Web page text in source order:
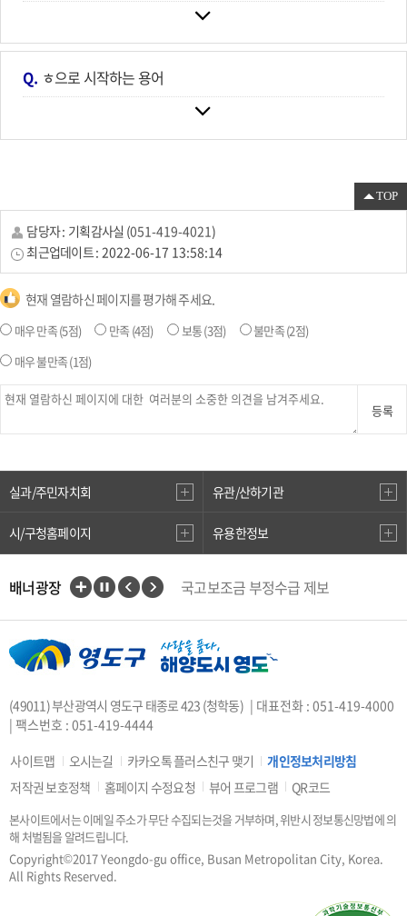
Q. ㅎ으로 시작하는 용어
TOP
담당자 : 기획감사실 (051-419-4021)
최근업데이트 : 2022-06-17 13:58:14
현재 열람하신 페이지를 평가해 주세요.
매우 만족(5점) 만족 (4점) 보통(3점) 불만족(2점)
매우 불만족(1점)
등록
실과/주민자치회 유관/산하기관
시/구청홈페이지 유용한정보
배너광장
국고보조금 부정수급 제보
지적측량바로처리센터
안전속도 5030
카카오톡 플러스친구
중앙부처 법령 유권해석
복지·보조금 부정 신고센터
지방소득세(특별징수분)신고·납부
행복출산 원스톱서비스
도로명주소안내
e-청소년
부산광역시청소년종합지원센터
(49011) 부산광역시 영도구 태종로 423 (청학동) | 대표전화 : 051-419-4000
| 팩스번호 : 051-419-4444
사이트맵 오시는길 카카오톡 플러스친구 맺기
개인정보처리방침
저작권 보호정책
홈페이지 수정요청 뷰어 프로그램 QR코드
본사이트에서는 이메일 주소가 무단 수집되는것을 거부하며, 위반시 정보통신망법에 의
해 처벌됨을 알려드립니다.
Copyright©2017 Yeongdo-gu office, Busan Metropolitan City, Korea.
All Rights Reserved.